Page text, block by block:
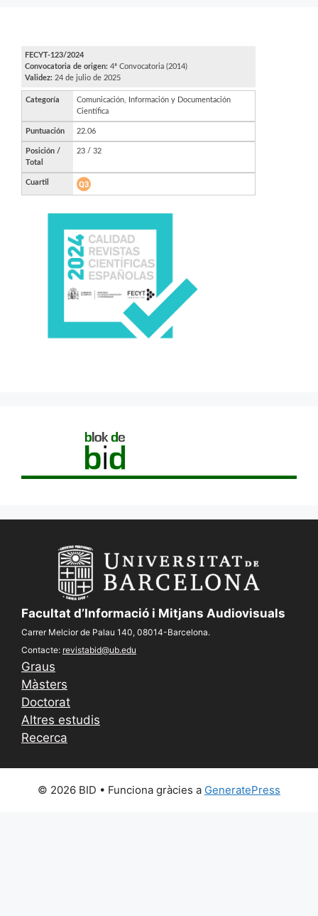
Facultat d’Informació i Mitjans Audiovisuals
Carrer Melcior de Palau 140, 08014-Barcelona.
Contacte: revistabid@ub.edu
Graus
Màsters
Doctorat
Altres estudis
Recerca
© 2026 BID • Funciona gràcies a GeneratePress